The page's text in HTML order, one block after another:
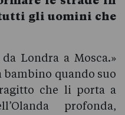
gli uomini che
Londra a Mosca.»
bambino quando suo
che li porta a
profonda,